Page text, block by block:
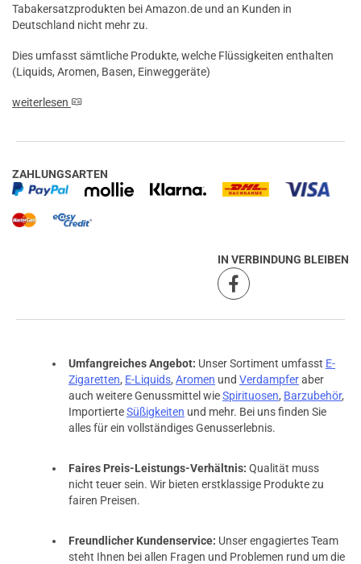
Tabakersatzprodukten bei Amazon.de und an Kunden in
Deutschland nicht mehr zu.
Dies umfasst sämtliche Produkte, welche Flüssigkeiten enthalten
(Liquids, Aromen, Basen, Einweggeräte)
weiterlesen
ZAHLUNGSARTEN
IN VERBINDUNG BLEIBEN
Umfangreiches Angebot: Unser Sortiment umfasst E-
Zigaretten, E-Liquids, Aromen und Verdampferaber
auch weitere Genussmittel wieSpirituosen, Barzubehör,
ImportierteSüßigkeiten und mehr. Bei uns finden Sie
alles für ein vollständiges Genusserlebnis.
Faires Preis-Leistungs-Verhältnis: Qualität muss
nicht teuer sein. Wir bieten erstklassige Produkte zu
fairen Preisen.
Freundlicher Kundenservice: Unser engagiertes Team
steht Ihnen bei allen Fragen und Problemen rund um die